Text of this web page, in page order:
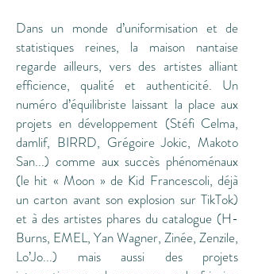
Dans un monde d’uniformisation et de
statistiques reines, la maison nantaise
regarde ailleurs, vers des artistes alliant
efficience, qualité et authenticité. Un
numéro d’équilibriste laissant la place aux
projets en développement (Stéfi Celma,
damlif, BIRRD, Grégoire Jokic, Makoto
San...) comme aux succès phénoménaux
(le hit « Moon » de Kid Francescoli, déjà
un carton avant son explosion sur TikTok)
et à des artistes phares du catalogue (H-
Burns, EMEL, Yan Wagner, Zinée, Zenzile,
Lo’Jo...) mais aussi des projets